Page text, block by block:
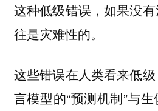
这种低级错误，如果没
往是灾难性的。
这些错误在人类看来低
言模型的“预测机制”与